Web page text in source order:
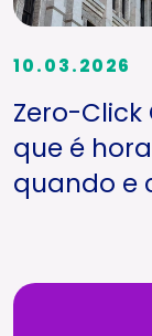
10.03.2026
Zero-
que é
quando e